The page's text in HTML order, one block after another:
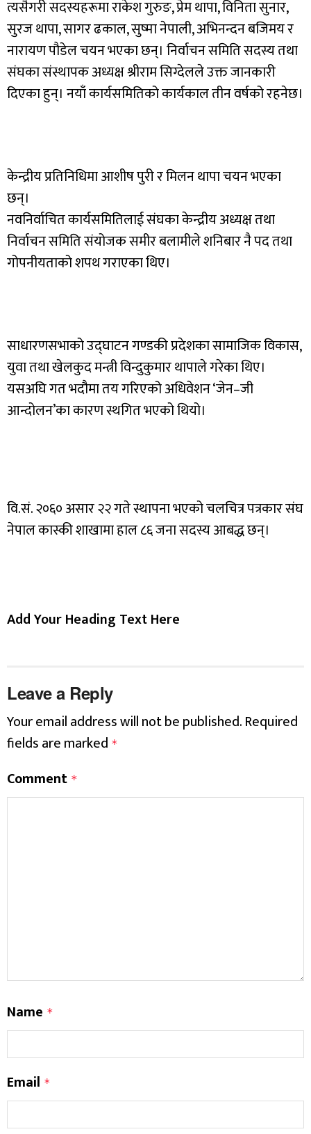
त्यसैगरी सदस्यहरूमा राकेश गुरुङ, प्रेम थापा, विनिता सुनार,
सुरज थापा, सागर ढकाल, सुष्मा नेपाली, अभिनन्दन बजिमय र
नारायण पौडेल चयन भएका छन्। निर्वाचन समिति सदस्य तथा
संघका संस्थापक अध्यक्ष श्रीराम सिग्देलले उक्त जानकारी
दिएका हुन्। नयाँ कार्यसमितिको कार्यकाल तीन वर्षको रहनेछ।
केन्द्रीय प्रतिनिधिमा आशीष पुरी र मिलन थापा चयन भएका
छन्।
नवनिर्वाचित कार्यसमितिलाई संघका केन्द्रीय अध्यक्ष तथा
निर्वाचन समिति संयोजक समीर बलामीले शनिबार नै पद तथा
गोपनीयताको शपथ गराएका थिए।
साधारणसभाको उद्घाटन गण्डकी प्रदेशका सामाजिक विकास,
युवा तथा खेलकुद मन्त्री विन्दुकुमार थापाले गरेका थिए।
यसअघि गत भदौमा तय गरिएको अधिवेशन ‘जेन–जी
आन्दोलन’का कारण स्थगित भएको थियो।
वि.सं. २०६० असार २२ गते स्थापना भएको चलचित्र पत्रकार संघ
नेपाल कास्की शाखामा हाल ८६ जना सदस्य आबद्ध छन्।
Add Your Heading Text Here
Leave a Reply
Your email address will not be published.Required
fields are marked *
Comment *
Name *
Email *